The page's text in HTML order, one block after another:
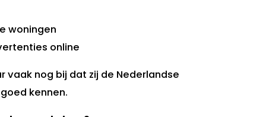
woningen
online
nog bij dat zij de Nederlandse
kennen.